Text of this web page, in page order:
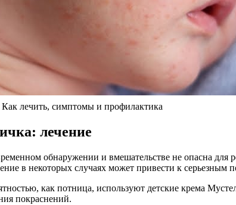
лечить, симптомы и профилактика
лечение
обнаружении и вмешательстве не опасна для
в некоторых случаях может привести к
как потница, используют детские крема
покраснений.